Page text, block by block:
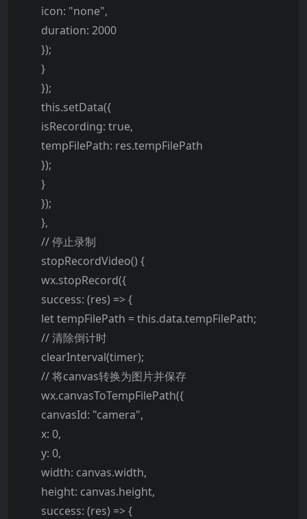
icon: "none",
duration: 2000
});
}
});
this.setData({
isRecording: true,
tempFilePath: res.tempFilePath
});
}
});
},
// 停止录制
stopRecordVideo() {
wx.stopRecord({
success: (res) => {
let tempFilePath = this.data.tempFilePath;
// 清除倒计时
clearInterval(timer);
// 将canvas转换为图片并保存
wx.canvasToTempFilePath({
canvasId: "camera",
x: 0,
y: 0,
width: canvas.width,
height: canvas.height,
success: (res) => {